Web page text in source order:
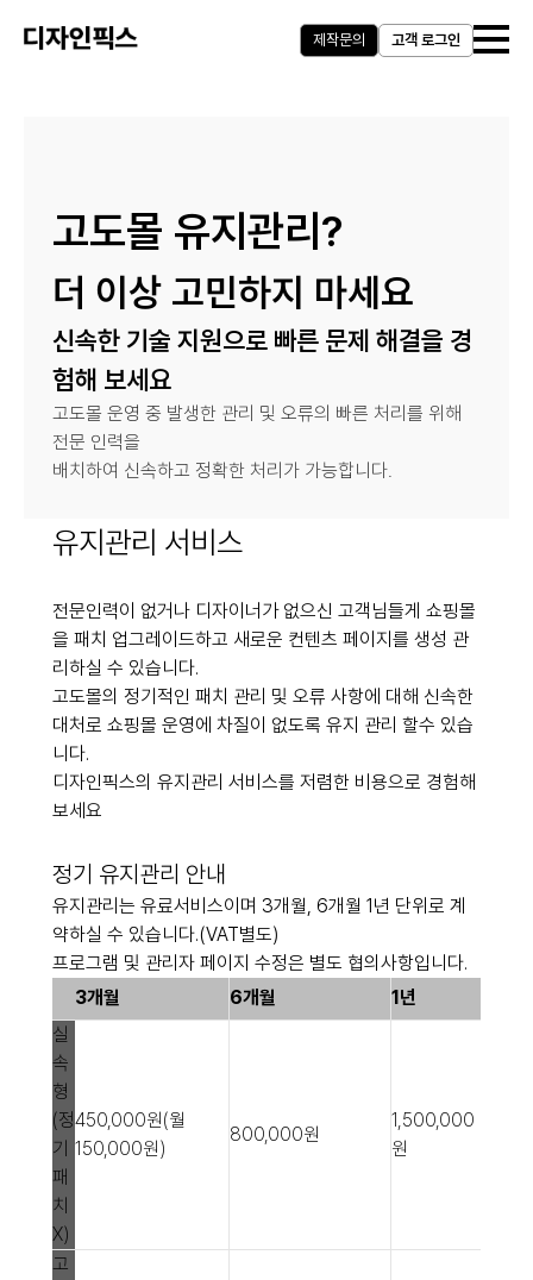
제작문의 고객 로그인
고도몰 유지관리?
더 이상 고민하지 마세요
신속한 기술 지원으로 빠른 문제 해결을 경
험해 보세요
고도몰 운영 중 발생한 관리 및 오류의 빠른 처리를 위해
전문 인력을
배치하여 신속하고 정확한 처리가 가능합니다.
유지관리 서비스
전문인력이 없거나 디자이너가 없으신 고객님들게 쇼핑몰
을 패치 업그레이드하고 새로운 컨텐츠 페이지를 생성 관
리하실 수 있습니다.
고도몰의 정기적인 패치 관리 및 오류 사항에 대해 신속한
대처로 쇼핑몰 운영에 차질이 없도록 유지 관리 할수 있습
니다.
디자인픽스의 유지관리 서비스를 저렴한 비용으로 경험해
보세요
정기 유지관리 안내
유지관리는 유료서비스이며 3개월, 6개월 1년 단위로 계
약하실 수 있습니다.(VAT별도)
프로그램 및 관리자 페이지 수정은 별도 협의사항입니다.
3개월
6개월
1년
실
속
형
(정
기
패
치
X)
450,000원(월
150,000원)
800,000원
1,500,000
원
고